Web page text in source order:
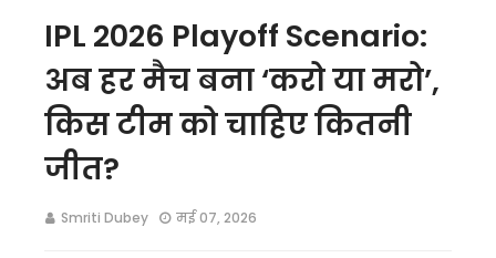
IPL 2026 Playoff Scenario:
अब हर मैच बना ‘करो या मरो’,
किस टीम को चाहिए कितनी
जीत?
Smriti Dubey मई 07, 2026